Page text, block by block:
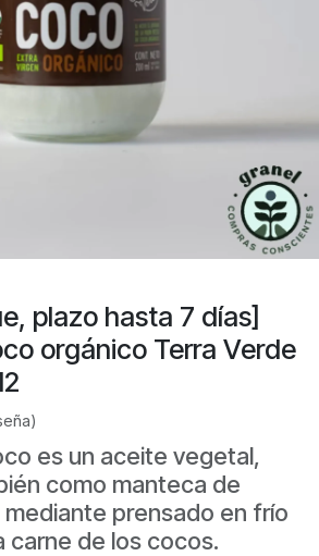
plazo hasta 7 días]
orgánico Terra Verde
es un aceite vegetal,
como manteca de
prensado en frío
carne de los cocos.